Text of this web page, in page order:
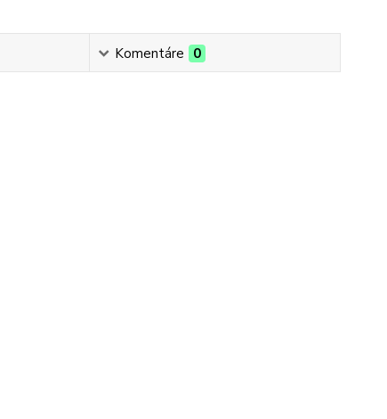
Komentáre 0